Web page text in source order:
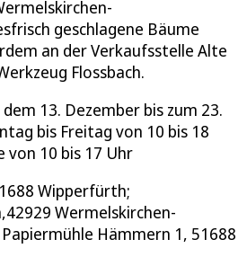
geschlagene Bäume
an der Verkaufsstelle Alte
Flossbach.
dem 13. Dezember bis zum 23.
bis Freitag von 10 bis 18
von 10 bis 17 Uhr
Wipperfürth;
Wermelskirchen-
Hämmern 1, 51688